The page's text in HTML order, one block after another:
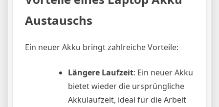
Austauschs
Ein neuer Akku bringt zahlreiche Vorteile:
Längere Laufzeit: Ein neuer Akku
bietet wieder die ursprüngliche
Akkulaufzeit, ideal für die Arbeit